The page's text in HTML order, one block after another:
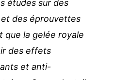
études sur des
et des éprouvettes
que la gelée royale
des effets
et anti-